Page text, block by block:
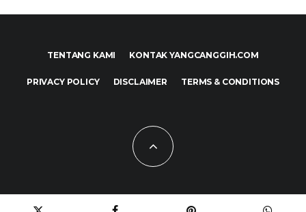
TENTANG KAMI KONTAK YANGCANGGIH.COM
PRIVACY POLICY DISCLAIMER TERMS & CONDITIONS